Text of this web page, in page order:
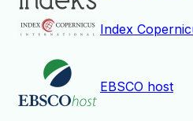
Index
EBSCO host